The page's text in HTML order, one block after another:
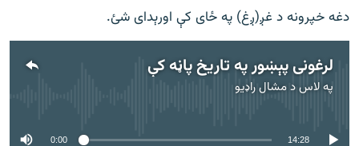
دغه خپرونه د غږ(ږغ) په ځای کې اورېدای شئ.
لرغونی پېښور په تاریخ پاڼه کې
په لاس دمشال راډیو
0:00 14:28